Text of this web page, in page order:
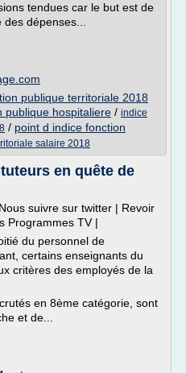
tendues car le but est de
dépenses...
publique territoriale 2018
publique hospitaliere / indice
/ point d indice fonction
salaire 2018
en quête de
suivre sur twitter | Revoir
Programmes TV |
du personnel de
certains enseignants du
critères des employés de la
en 8ème catégorie, sont
et de...